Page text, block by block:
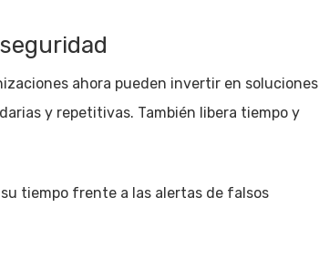
ahora pueden invertir en soluciones
y repetitivas. También libera tiempo y
tiempo frente a las alertas de falsos